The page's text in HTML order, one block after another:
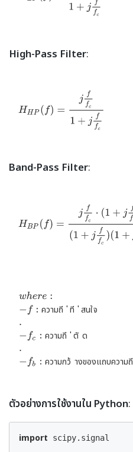
High-Pass Filter:
Band-Pass Filter:
ความถ
ี ่ ท
ี ่ สนใจ
ความถ
ี ่ ต
ั ด
ความกว
้ างของแถบความถ
ี
ตัวอย่างการใช้งานใน Python:
import scipy.signal